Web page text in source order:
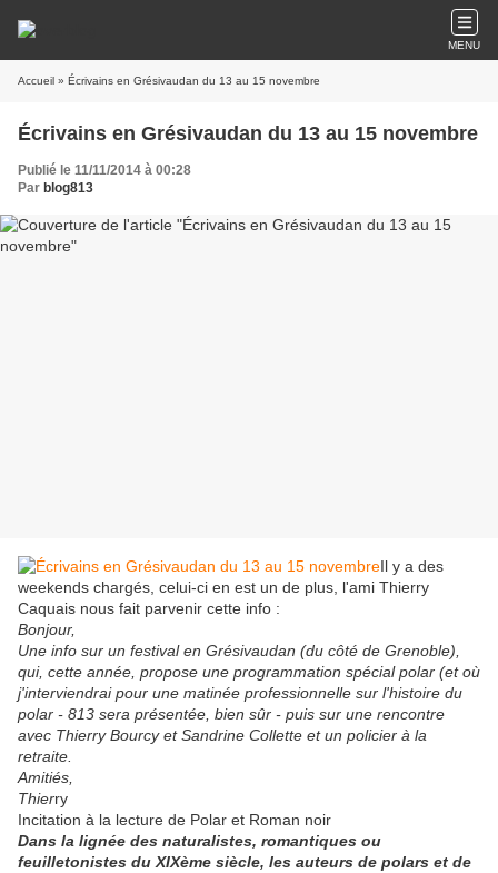
MENU
Accueil » Écrivains en Grésivaudan du 13 au 15 novembre
Écrivains en Grésivaudan du 13 au 15 novembre
Publié le 11/11/2014 à 00:28
Par blog813
Il y a des
weekends chargés, celui-ci en est un de plus, l'ami Thierry
Caquais nous fait parvenir cette info :
Bonjour,
Une info sur un festival en Grésivaudan (du côté de Grenoble),
qui, cette année, propose une programmation spécial polar (et où
j'interviendrai pour une matinée professionnelle sur l'histoire du
polar - 813 sera présentée, bien sûr - puis sur une rencontre
avec Thierry Bourcy et Sandrine Collette et un policier à la
retraite.
Amitiés,
Thierry
Incitation à la lecture de Polar et Roman noir
Dans la lignée des naturalistes, romantiques ou
feuilletonistes du XIXème siècle, les auteurs de polars et de